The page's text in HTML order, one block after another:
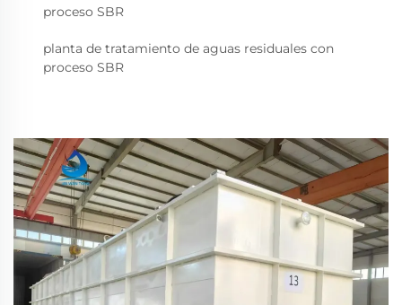
proceso SBR
planta de tratamiento de aguas residuales con
proceso SBR